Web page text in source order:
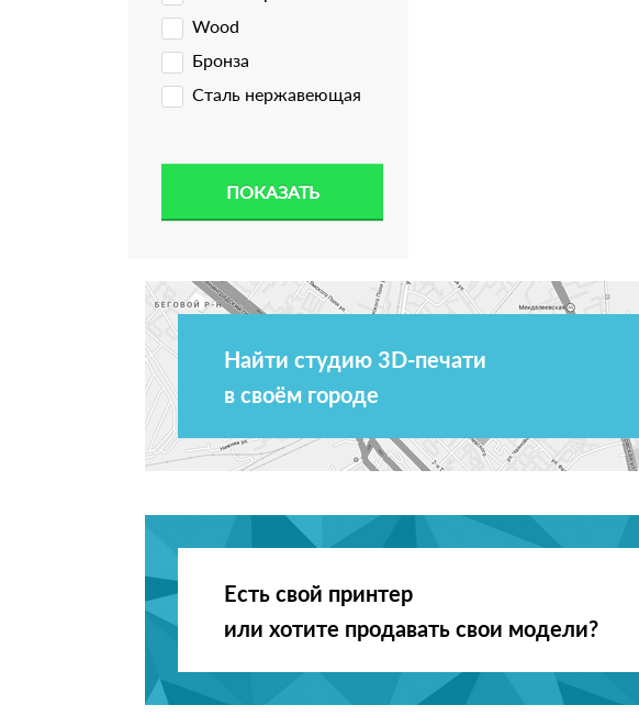
Wood
Бронза
Сталь нержавеющая
Найти студию 3D-печати
в своём городе
Есть свой принтер
или хотите продавать свои модели?